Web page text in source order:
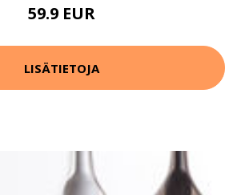
59.9 EUR
LISÄTIETOJA